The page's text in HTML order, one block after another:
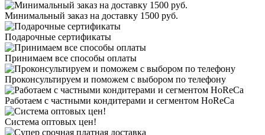
Минимальный заказ на доставку 1500 руб.
Подарочные сертификаты
Принимаем все способы оплаты
Проконсультируем и поможем с выбором по телефону
Работаем с частными кондитерами и сегментом HoReCa
Система оптовых цен!